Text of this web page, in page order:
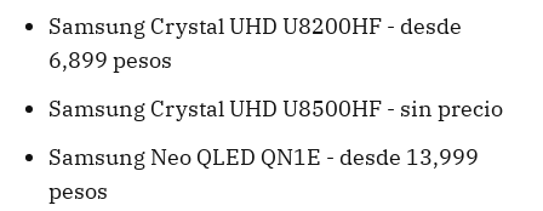
Samsung Crystal UHD U8200HF - desde
6,899 pesos
Samsung Crystal UHD U8500HF - sin precio
Samsung Neo QLED QN1E - desde 13,999
pesos